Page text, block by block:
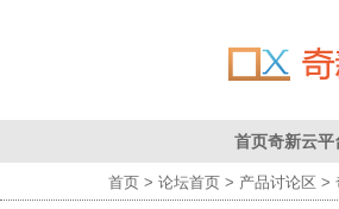
首页奇新云平
首页
联系我们为您
首页 > 论坛首页 > 产品讨论区 >